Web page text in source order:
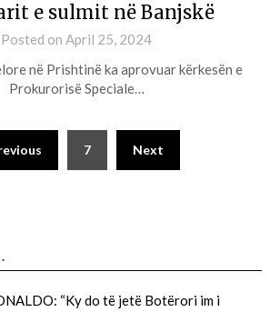
e sulmit në Banjskë
Posted on April 25, 2024
në Prishtinë ka aprovuar kërkesën e
Prokurorisë Speciale…
7 Next
“Ky do të jetë Botërori im i